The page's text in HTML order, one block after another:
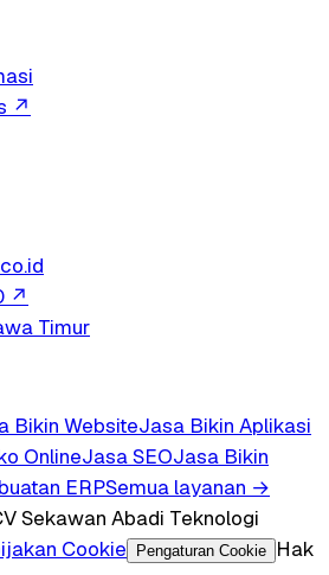
↗
↗
Timur
Bikin WebsiteJasa Bikin Aplikasi
OnlineJasa SEOJasa Bikin
ERPSemua layanan →
Sekawan Abadi Teknologi
Cookie Pengaturan Cookie
Hak